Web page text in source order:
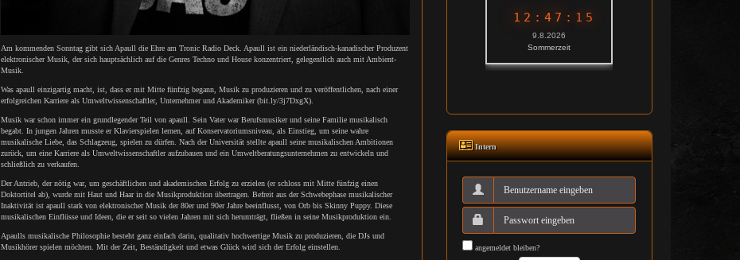
Am kommenden Sonntag gibt sich Apaull die Ehre am Tronic Radio Deck. Apaull ist ein niederländisch-kanadischer Produzent
elektronischer Musik, der sich hauptsächlich auf die Genres Techno und House konzentriert, gelegentlich auch mit Ambient-
Musik.
Was apaull einzigartig macht, ist, dass er mit Mitte fünfzig begann, Musik zu produzieren und zu veröffentlichen, nach einer
erfolgreichen Karriere als Umweltwissenschaftler, Unternehmer und Akademiker (bit.ly/3j7DxgX).
Musik war schon immer ein grundlegender Teil von apaull. Sein Vater war Berufsmusiker und seine Familie musikalisch
begabt. In jungen Jahren musste er Klavierspielen lernen, auf Konservatoriumsniveau, als Einstieg, um seine wahre
musikalische Liebe, das Schlagzeug, spielen zu dürfen. Nach der Universität stellte apaull seine musikalischen Ambitionen
zurück, um eine Karriere als Umweltwissenschaftler aufzubauen und ein Umweltberatungsunternehmen zu entwickeln und
schließlich zu verkaufen.
Der Antrieb, der nötig war, um geschäftlichen und akademischen Erfolg zu erzielen (er schloss mit Mitte fünfzig einen
Doktortitel ab), wurde mit Haut und Haar in die Musikproduktion übertragen. Befreit aus der Schwebephase musikalischer
Inaktivität ist apaull stark von elektronischer Musik der 80er und 90er Jahre beeinflusst, von Orb bis Skinny Puppy. Diese
musikalischen Einflüsse und Ideen, die er seit so vielen Jahren mit sich herumträgt, fließen in seine Musikproduktion ein.
Apaulls musikalische Philosophie besteht ganz einfach darin, qualitativ hochwertige Musik zu produzieren, die DJs und
Musikhörer spielen möchten. Mit der Zeit, Beständigkeit und etwas Glück wird sich der Erfolg einstellen.
Intern
angemeldet bleiben?